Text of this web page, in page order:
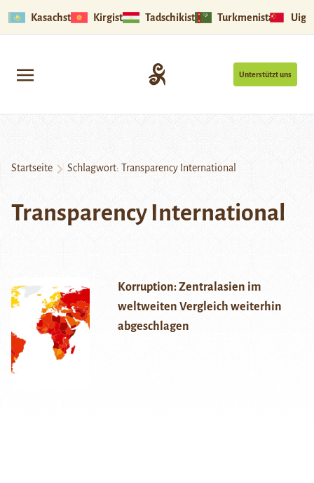
Kasachstan Kirgistan Tadschikistan Turkmenistan
Unterstützt uns
Startseite Schlagwort: Transparency International
Transparency International
Korruption: Zentralasien im
weltweiten Vergleich weiterhin
abgeschlagen